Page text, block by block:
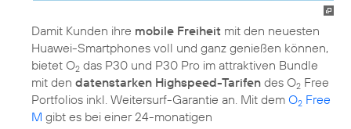
Damit Kunden ihre mobile Freiheit mit den neuesten
Huawei-Smartphones voll und ganz genießen können,
bietet O2 das P30 und P30 Pro im attraktiven Bundle
mit den datenstarken Highspeed-Tarifen des O2 Free
Portfolios inkl. Weitersurf-Garantie an. Mit dem O2 Free
M gibt es bei einer 24-monatigen